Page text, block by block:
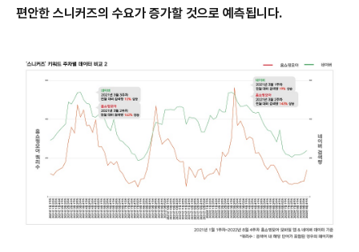
편안한 스니커즈의 수요가 증가할 것으로 예측됩니다.